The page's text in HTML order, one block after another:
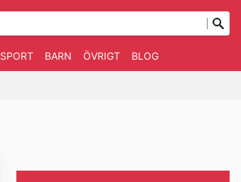
SPORT BARN ÖVRIGT BLOG